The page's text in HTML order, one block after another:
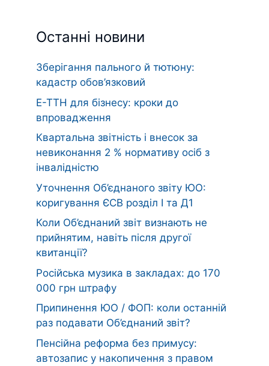
Останні новини
Зберігання пального й тютюну:
кадастр обов’язковий
Е-ТТН для бізнесу: кроки до
впровадження
Квартальна звітність і внесок за
невиконання 2 % нормативу осіб з
інвалідністю
Уточнення Об’єднаного звіту ЮО:
коригування ЄСВ розділ І та Д1
Коли Об’єднаний звіт визнають не
прийнятим, навіть після другої
квитанції?
Російська музика в закладах: до 170
000 грн штрафу
Припинення ЮО / ФОП: коли останній
раз подавати Об’єднаний звіт?
Пенсійна реформа без примусу:
автозапис у накопичення з правом